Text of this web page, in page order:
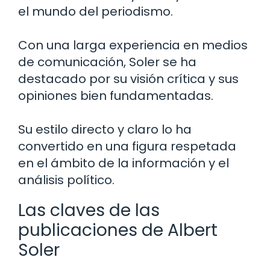
el mundo del periodismo.
Con una larga experiencia en medios
de comunicación, Soler se ha
destacado por su visión crítica y sus
opiniones bien fundamentadas.
Su estilo directo y claro lo ha
convertido en una figura respetada
en el ámbito de la información y el
análisis político.
Las claves de las
publicaciones de Albert
Soler